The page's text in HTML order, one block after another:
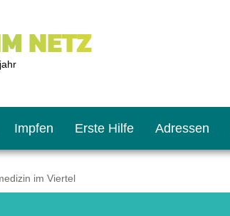
NETZ
Impfen Erste Hilfe Adressen
im Viertel